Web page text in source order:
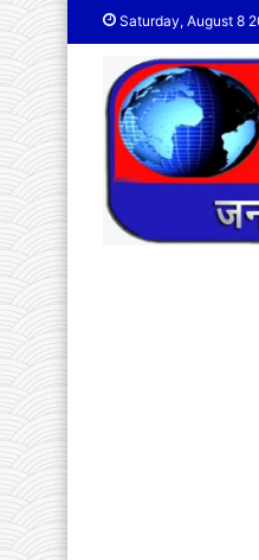
Saturday, August 8